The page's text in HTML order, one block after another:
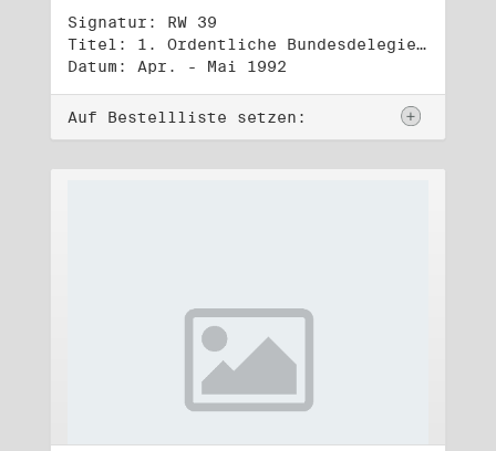
Signatur: RW 39
Titel: 1. Ordentliche Bundesdelegiertenversammlung (1.-3.5.1992)
Datum: Apr. - Mai 1992
Auf Bestellliste setzen: